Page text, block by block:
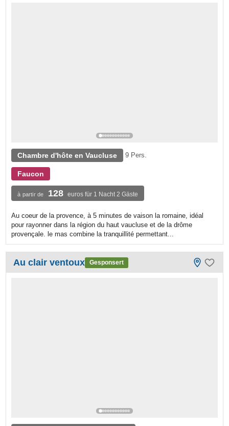
Chambre d'hôte en Vaucluse 9 Pers.
Faucon
à partir de 128 euros für 1 Nacht 2 Gäste
Au coeur de la provence, à 5 minutes de vaison la romaine, idéal
pour rayonner dans la région du haut vaucluse et de la drôme
provençale. le mas combine la tranquillité permettant...
Au clair ventoux Gesponsert